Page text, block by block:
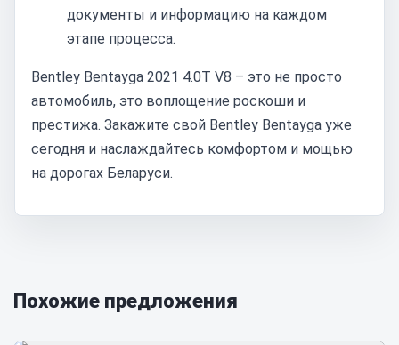
документы и информацию на каждом
этапе процесса.
Bentley Bentayga 2021 4.0T V8 – это не просто
автомобиль, это воплощение роскоши и
престижа. Закажите свой Bentley Bentayga уже
сегодня и наслаждайтесь комфортом и мощью
на дорогах Беларуси.
Похожие предложения